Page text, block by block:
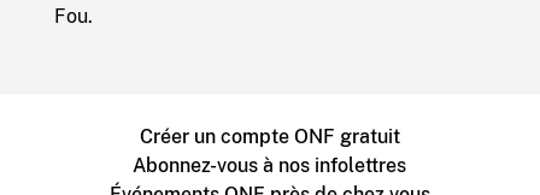
Fou.
Créer un compte ONF gratuit
Abonnez-vous à nos infolettres